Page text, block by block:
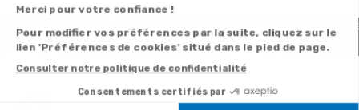
personnelles et
cookies
les cookies
légales
générales de
vente